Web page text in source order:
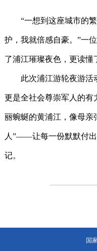
“一想到这座城市的繁
护，我就倍感自豪。”一
了浦江璀璨夜色，更读懂
此次浦江游轮夜游活动
更是全社会尊崇军人的有
丽蜿蜒的黄浦江，像母亲
人”——让每一份默默付
记。
国